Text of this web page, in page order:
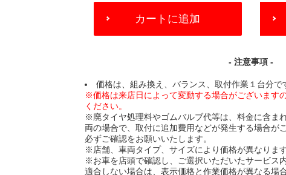
ADD
CART
カートに追加
- 注意事項 -
価格は、組み換え、バランス、取付作業１台分で
※価格は来店日によって変動する場合がございます
ください。
※廃タイヤ処理料やゴムバルブ代等は、料金に含ま
両の場合で、取付に追加費用などが発生する場合が
必ずご確認をお願いいたします。
※店舗、車両タイプ、サイズにより価格が異なりま
※お車を店頭で確認し、ご選択いただいたサービス
適合しない場合は、表示価格と作業価格が異なる場